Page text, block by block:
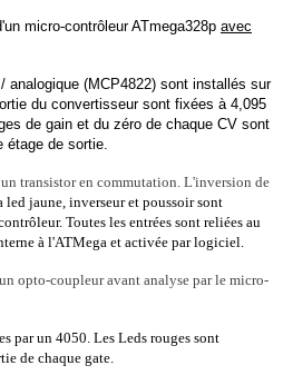
micro-contrôleur ATmega328p avec
analogique (MCP4822) sont installés sur
du convertisseur sont fixées à 4,095
de gain et du zéro de chaque CV sont
étage de sortie.
transistor en commutation. L'inversion de
led jaune, inverseur et poussoir sont
Toutes les entrées sont reliées au
à l'ATMega et activée par logiciel.
opto-coupleur avant analyse par le micro-
par un 4050. Les Leds rouges sont
de chaque gate.